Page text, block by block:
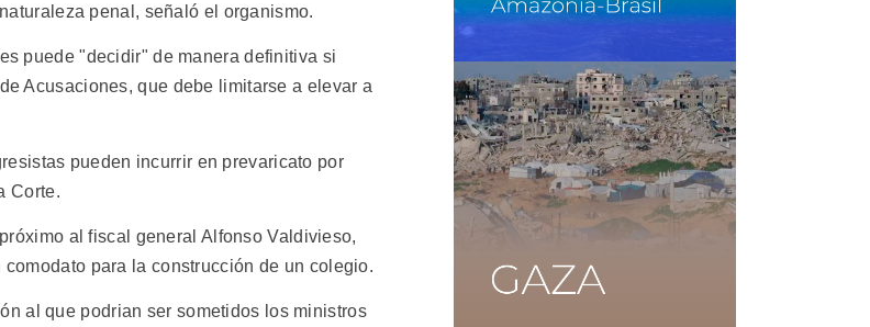
penal, señaló el organismo.
puede "decidir" de manera definitiva si
Acusaciones, que debe limitarse a elevar a
pueden incurrir en prevaricato por
Corte.
al fiscal general Alfonso Valdivieso,
para la construcción de un colegio.
al que podrian ser sometidos los ministros